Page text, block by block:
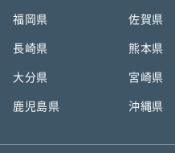
福岡県 佐賀県
長崎県 熊本県
大分県 宮崎県
鹿児島県 沖縄県